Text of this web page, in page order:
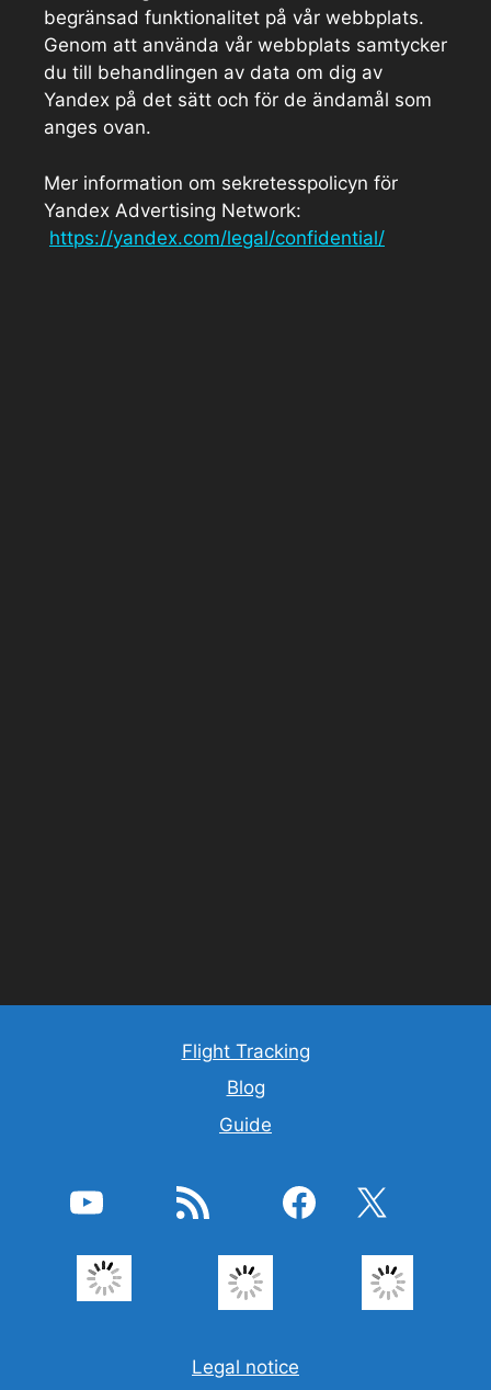
begränsad funktionalitet på vår webbplats.
Genom att använda vår webbplats samtycker
du till behandlingen av data om dig av
Yandex på det sätt och för de ändamål som
anges ovan.
Mer information om sekretesspolicyn för
Yandex Advertising Network:
https://yandex.com/legal/confidential/
Flight Tracking
Blog
Guide
YouTube RSS-flöde Facebook X
Legal notice